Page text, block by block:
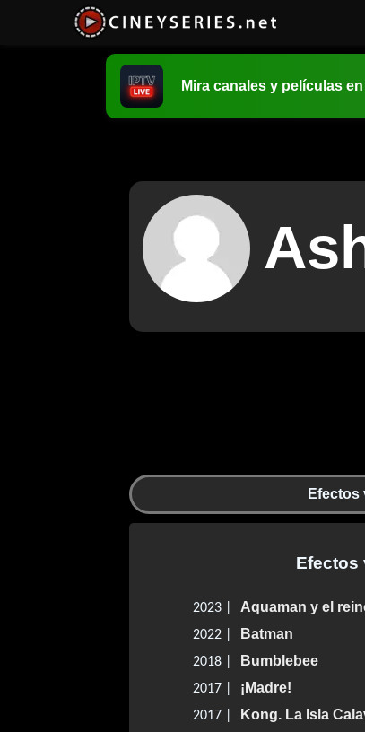
Mira canales y películas
Efectos
Efectos
2023 | Aquaman y el
2022 | Batman
2018 | Bumblebee
2017 | ¡Madre!
2017 | Kong. La Isla